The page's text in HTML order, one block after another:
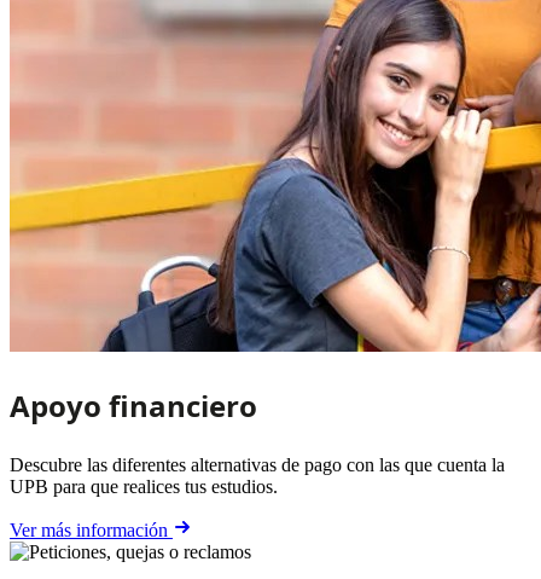
Apoyo financiero
Descubre las diferentes alternativas de pago con las que cuenta la
UPB para que realices tus estudios.
Ver más información